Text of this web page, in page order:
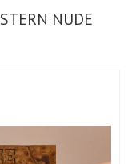
NUDE